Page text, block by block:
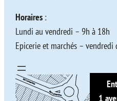
Horaires :
Lundi au vendredi – 9h à 18h
Epicerie et marchés – vendredi
1